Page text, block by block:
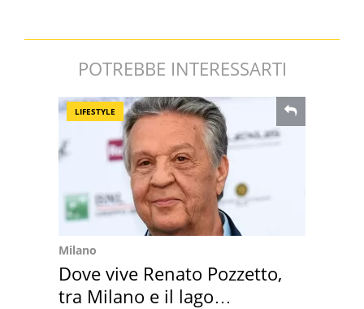
POTREBBE INTERESSARTI
LIFESTYLE
Milano
Dove vive Renato Pozzetto,
tra Milano e il lago